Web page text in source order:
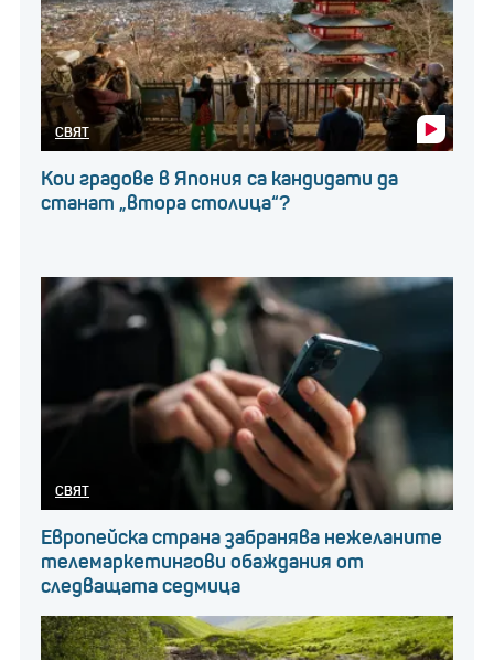
СВЯТ
Кои градове в Япония са кандидати да
станат „втора столица“?
СВЯТ
Европейска страна забранява нежеланите
телемаркетингови обаждания от
следващата седмица